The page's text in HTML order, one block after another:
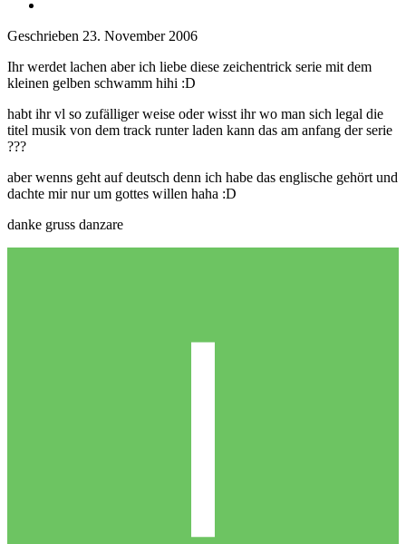
Geschrieben 23. November 2006
Ihr werdet lachen aber ich liebe diese zeichentrick serie mit dem
kleinen gelben schwamm hihi :D
habt ihr vl so zufälliger weise oder wisst ihr wo man sich legal die
titel musik von dem track runter laden kann das am anfang der serie
???
aber wenns geht auf deutsch denn ich habe das englische gehört und
dachte mir nur um gottes willen haha :D
danke gruss danzare